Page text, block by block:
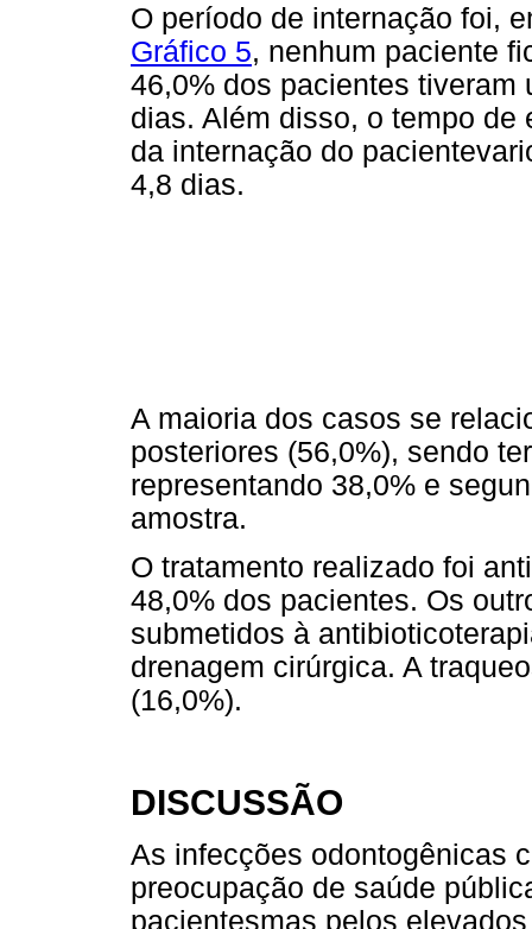
O período de internação foi,
Gráfico 5, nenhum paciente
46,0% dos pacientes tiveram
dias. Além disso, o tempo
da internação do
4,8 dias.
A maioria dos casos se
posteriores (56,0%), sendo
representando 38,0% e
amostra.
O tratamento realizado foi
48,0% dos pacientes. Os
submetidos à
drenagem cirúrgica. A
(16,0%).
DISCUSSÃO
As infecções odontogênicas
preocupação de saúde
pacientesmas pelos